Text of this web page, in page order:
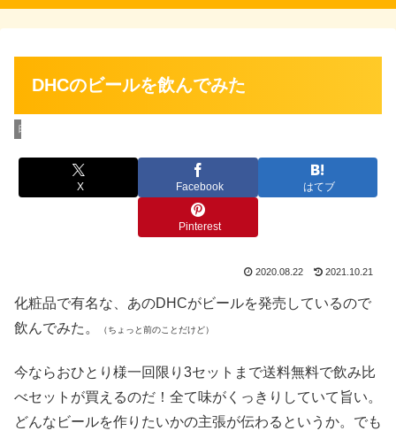
DHCのビールを飲んでみた
日々の出来事
X Facebook はてブ
Pinterest
2020.08.22 2021.10.21
化粧品で有名な、あのDHCがビールを発売しているので
飲んでみた。
（ちょっと前のことだけど）
今ならおひとり様一回限り3セットまで送料無料で飲み比
べセットが買えるのだ！全て味がくっきりしていて旨い。
どんなビールを作りたいかの主張が伝わるというか。でも